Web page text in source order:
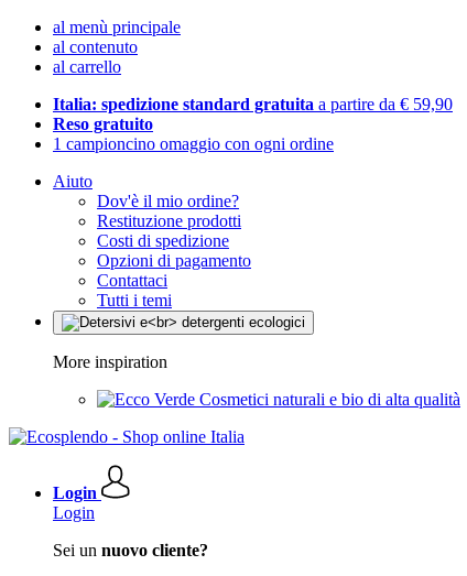
al menù principale
al contenuto
al carrello
Italia: spedizione standard gratuita a partire da € 59,90
Reso gratuito
1 campioncino omaggio con ogni ordine
Aiuto
Dov'è il mio ordine?
Restituzione prodotti
Costi di spedizione
Opzioni di pagamento
Contattaci
Tutti i temi
More inspiration
Cosmetici naturali e bio di alta qualità
Login
Login
Sei un nuovo cliente?